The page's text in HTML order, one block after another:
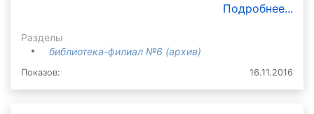
Подробнее...
Разделы
библиотека-филиал №6 (архив)
Показов: 16.11.2016